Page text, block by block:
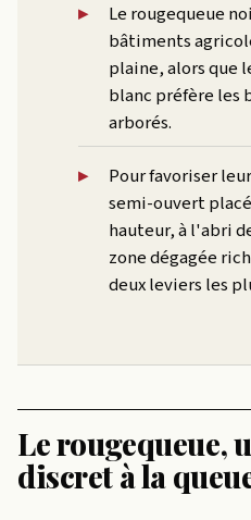
Le rougequeue
bâtiments
plaine, alors que
blanc préfère les
arborés.
Pour favoriser
semi-ouvert
hauteur, à l'abri
zone dégagée
deux leviers les
Le rougequeue,
discret à la